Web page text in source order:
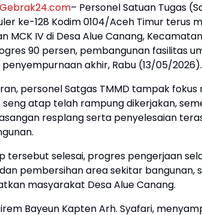
Gebrak24.com– Personel Satuan Tugas
ke-128 Kodim 0104/Aceh Timur terus
MCK IV di Desa Alue Canang,
90 persen, pembangunan fasilitas
akhir, Rabu (13/05/2026).
personel Satgas TMMD tampak
seng atap telah rampung dikerjakan,
resplang serta penyelesaian
tersebut selesai, progres pengerjaan
pembersihan area sekitar bangunan,
masyarakat Desa Alue Canang.
Bayeun Kapten Arh. Syafari,